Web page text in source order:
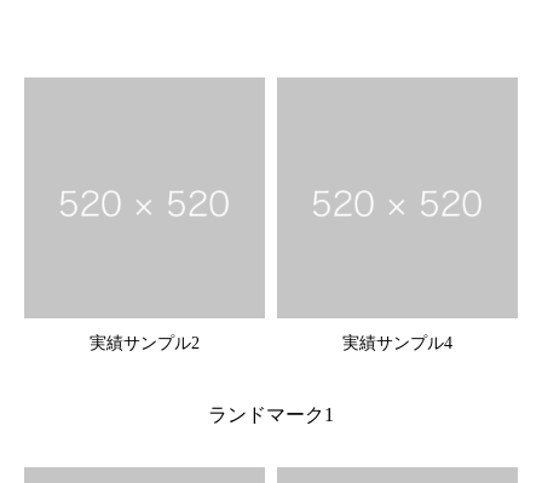
実績サンプル2 実績サンプル4
ランドマーク1